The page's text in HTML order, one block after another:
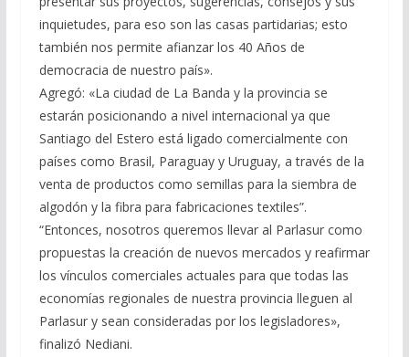
inquietudes, para eso son las casas partidarias; esto
también nos permite afianzar los 40 Años de
democracia de nuestro país».
Agregó: «La ciudad de La Banda y la provincia se
estarán posicionando a nivel internacional ya que
Santiago del Estero está ligado comercialmente con
países como Brasil, Paraguay y Uruguay, a través de la
venta de productos como semillas para la siembra de
algodón y la fibra para fabricaciones textiles”.
“Entonces, nosotros queremos llevar al Parlasur como
propuestas la creación de nuevos mercados y reafirmar
los vínculos comerciales actuales para que todas las
economías regionales de nuestra provincia lleguen al
Parlasur y sean consideradas por los legisladores»,
finalizó Nediani.